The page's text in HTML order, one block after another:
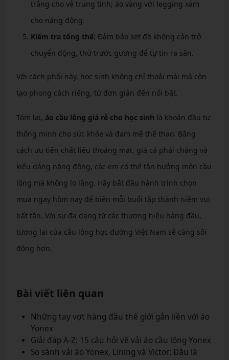
trắng cho vẻ trung tính; áo vàng với legging xám
cho năng động.
Kiểm tra tổng thể: Đảm bảo set đồ không cản trở
chuyển động, thử trước gương để tự tin ra sân.
Với cách phối này, học sinh không chỉ thoải mái mà còn
tạo phong cách riêng, từ đơn giản đến nổi bật.
Tóm lại, áo cầu lông giá rẻ cho học sinh là khoản đầu tư
thông minh cho sức khỏe và đam mê thể thao. Bằng
cách ưu tiên chất liệu thoáng mát, giá cả phải chăng và
kiểu dáng năng động, các em có thể tận hưởng môn cầu
lông mà không lo lắng. Hãy bắt đầu hành trình chọn
mua ngay hôm nay để biến mỗi buổi tập thành niềm vui
bất tận. Với sự đa dạng từ các thương hiệu hàng đầu,
tương lai của cầu lông học đường Việt Nam sẽ càng sôi
động hơn.
Bài viết liên quan
Những tay vợt hàng đầu thế giới gắn liền với áo
Yonex
Giải đáp A-Z: 15 câu hỏi về vải áo cầu lông Yonex
So sánh vải áo Yonex, Lining và Victor: Đâu là